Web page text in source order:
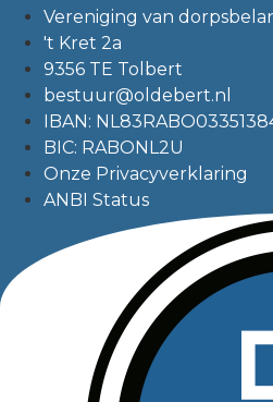
Vereniging van
't Kret 2a
9356 TE Tolbert
bestuur@oldebert.nl
IBAN:
BIC: RABONL2U
Onze Privacyverklaring
ANBI Status